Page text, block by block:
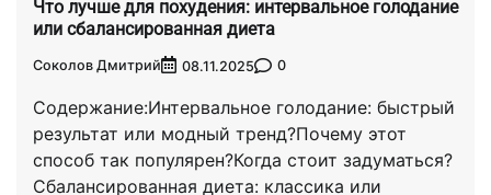
Что лучше для похудения: интервальное голодание
или сбалансированная диета
Соколов Дмитрий 08.11.2025 0
Содержание:Интервальное голодание: быстрый
результат или модный тренд?Почему этот
способ так популярен?Когда стоит задуматься?
Сбалансированная диета: классика или